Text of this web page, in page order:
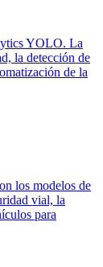
YOLO. La
la detección de
de la
los modelos de
vial, la
para